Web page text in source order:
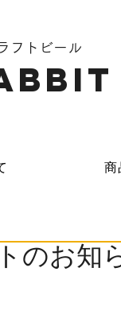
フトビール
商
のお知